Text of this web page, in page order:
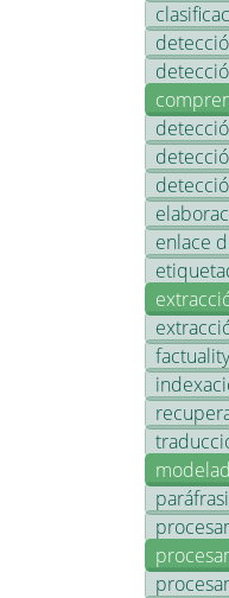
enlace
factuality